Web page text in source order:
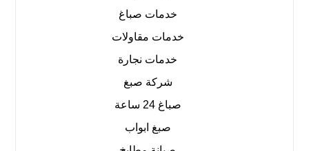
خدمات صباغ
خدمات مقاولات
خدمات نجارة
شركة صبغ
صباغ 24 ساعة
صبغ ابواب